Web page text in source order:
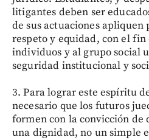
litigantes deben ser
de sus actuaciones
respeto y equidad, con el
individuos y al grupo social
seguridad institucional y
3. Para lograr este espíritu
necesario que los futuros
formen con la convicción de
una dignidad, no un simple